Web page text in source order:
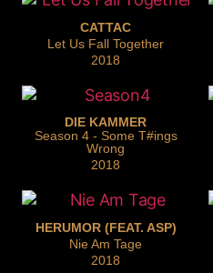
CATTAC
Let Us Fall Together
2018
DIE KAMMER
Season 4 - Some T#ings
Wrong
2018
HERUMOR (FEAT. ASP)
Nie Am Tage
2018